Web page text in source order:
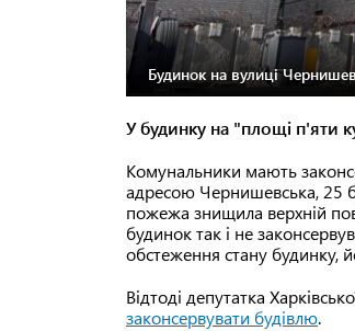
Будинок на вулиці
У будинку на "площі п'яти
Комунальники мають
адресою Чернишевська, 25
пожежа знищила верхній
будинок так і не
обстеження стану будинку,
Відтоді депутатка
законсервувати будівлю.